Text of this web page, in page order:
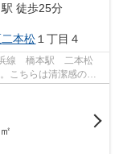
駅 徒歩25分
二本松 １丁目４
線 橋本駅 二本松
こちらは清潔感のあ